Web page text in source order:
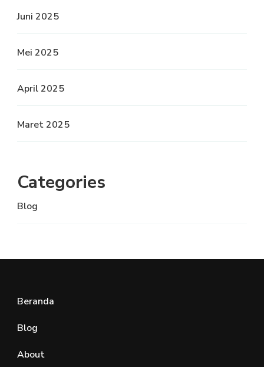
Juni 2025
Mei 2025
April 2025
Maret 2025
Categories
Blog
Beranda
Blog
About